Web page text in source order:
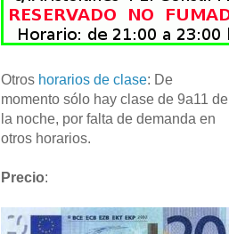
Otros horarios de clase: De
momento sólo hay clase de 9a11 de
la noche, por falta de demanda en
otros horarios.
Precio: